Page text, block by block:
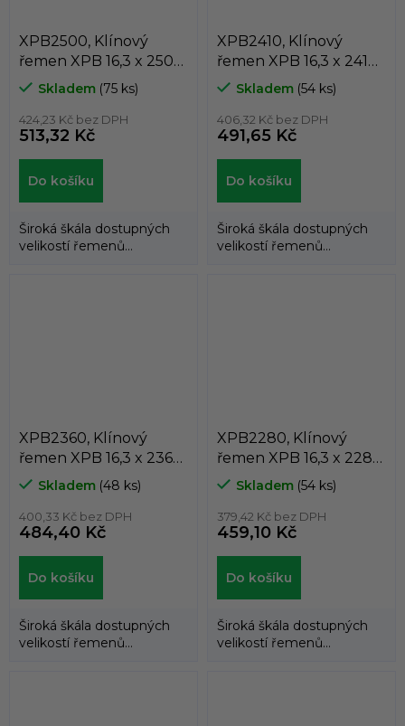
XPB2500, Klínový
řemen XPB 16,3 x 2500
Lw, 2522 La, Dunlop
White Flash
Skladem (75 ks)
424,23 Kč bez DPH
513,32 Kč
Do košíku
Široká škála dostupných
velikostí řemenů
XPB2410, Klínový
řemen XPB 16,3 x 2410
Lw, 2432 La, Dunlop
White Flash
Skladem (54 ks)
406,32 Kč bez DPH
491,65 Kč
Do košíku
Široká škála dostupných
velikostí řemenů
XPB2360, Klínový
řemen XPB 16,3 x 2360
Lw, 2382 La, Dunlop
White Flash
Skladem (48 ks)
400,33 Kč bez DPH
484,40 Kč
Do košíku
Široká škála dostupných
velikostí řemenů
XPB2280, Klínový
řemen XPB 16,3 x 2280
Lw, 2302 La, Dunlop
White Flash
Skladem (54 ks)
379,42 Kč bez DPH
459,10 Kč
Do košíku
Široká škála dostupných
velikostí řemenů